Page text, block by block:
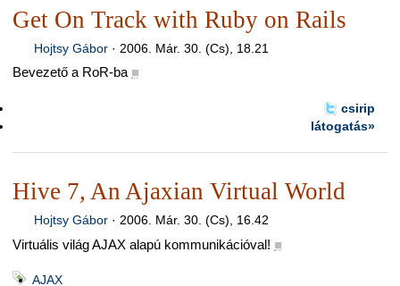
Get On Track with Ruby on Rails
Hojtsy Gábor· 2006. Már. 30. (Cs), 18.21
Bevezető a RoR-ba ■
csirip
látogatás»
Hive 7, An Ajaxian Virtual World
Hojtsy Gábor· 2006. Már. 30. (Cs), 16.42
Virtuális világ AJAX alapú kommunikációval! ■
AJAX